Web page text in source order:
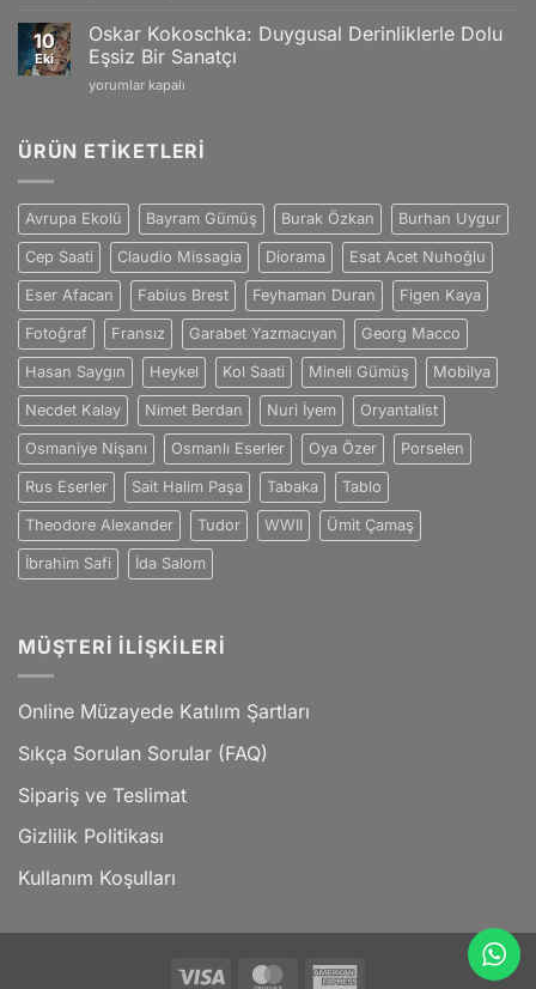
Eşsiz
Sanat
Dünyası
için
Sanat
Dünyasını
Değiştiren
Dahi
Yaratıcılık
10
Eki
Oskar Kokoschka: Duygusal Derinliklerle Dolu
Eşsiz Bir Sanatçı
Oskar
Derinliklerle
Bir
Sanatçı
için
yorumlar kapalı
ÜRÜN ETIKETLERI
Avrupa Ekolü Bayram Gümüş Burak Özkan Burhan Uygur
Cep Saati Claudio Missagia Diorama Esat Acet Nuhoğlu
Eser Afacan Fabius Brest Feyhaman Duran Figen Kaya
Fotoğraf Fransız Garabet Yazmacıyan Georg Macco
Hasan Saygın Heykel Kol Saati Mineli Gümüş Mobilya
Necdet Kalay Nimet Berdan Nuri İyem Oryantalist
Osmaniye Nişanı Osmanlı Eserler Oya Özer Porselen
Rus Eserler Sait Halim Paşa Tabaka Tablo
Theodore Alexander Tudor WWII Ümit Çamaş
İbrahim Safi İda Salom
MÜŞTERI İLIŞKILERI
Online Müzayede Katılım Şartları
Sıkça Sorulan Sorular (FAQ)
Sipariş ve Teslimat
Gizlilik Politikası
Kullanım Koşulları
Visa MasterCard